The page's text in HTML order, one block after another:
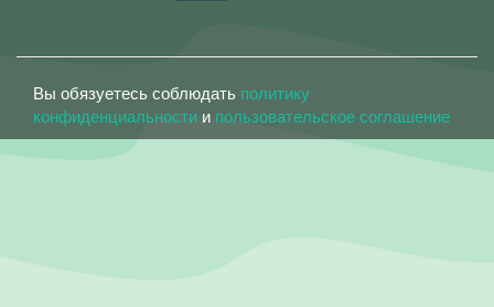
Вы обязуетесь соблюдать политику
конфиденциальности и пользовательское соглашение